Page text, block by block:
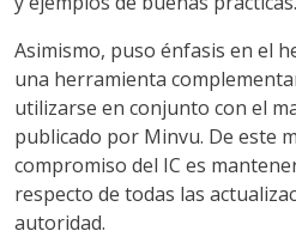
Asimismo, puso énfasis en el
una herramienta
utilizarse en conjunto con el
publicado por Minvu. De este
compromiso del IC es
respecto de todas las
autoridad.